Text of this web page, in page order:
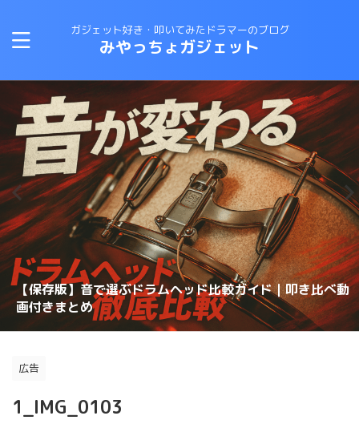
ガジェット好き・叩いてみたドラマーのブログ
みやっちょガジェット
CANOPUSスネアワイヤーの選び方と比較｜カノウプスス
ナッピーを動画で解説
【保存版】音で選ぶドラムヘッド比較ガイド｜叩き比べ動
画付きまとめ
理想のスネアサウンドを手に入れろ！スナッピーの選び方
変拍子のドラム曲に最適なテキスト・教則本はコレしかな
い！
ロックドラマーがジャズドラムに挑戦する方法！おすすめ
の教則本は？？
【スネアチューニング】スネアヘッド交換で音が変わるの
か？？
【スネアチューニング】裏側にこだわる〜スナッピーで音
が変わるのか？実験してみた
【ドラム演奏してみた】ブルースドラムの練習に最適なテ
キストは？？
スネアドラムの選び方 〜ラディック・メタル編〜
恋するフォーチュンクッキーのドラムを叩いてみた 練習
方法
広告
1_IMG_0103